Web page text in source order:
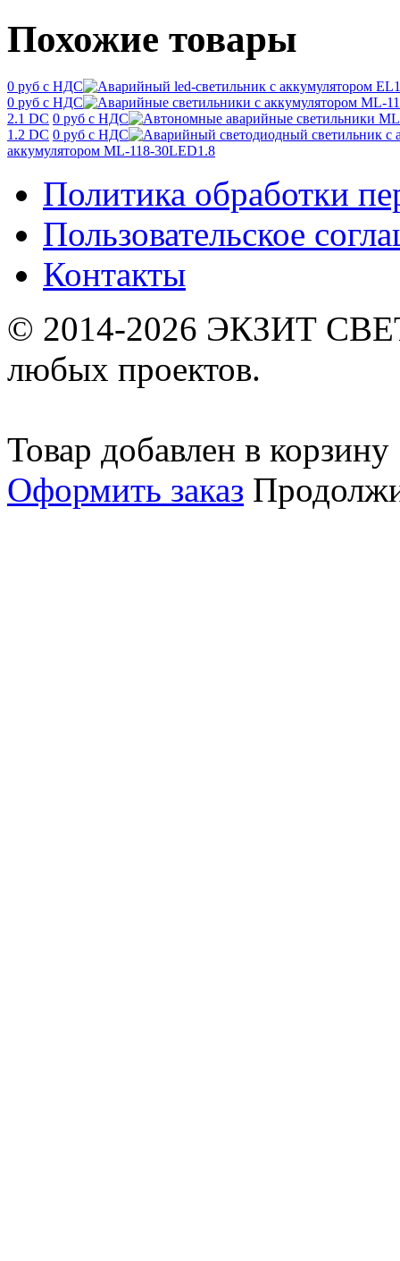
Похожие товары
0 руб с НДС
0 руб с НДС
2.1 DC 0 руб с НДС
1.2 DC 0 руб с НДС
аккумулятором ML-118-30LED1.8
Политика обработки
Пользовательское
Контакты
© 2014-2026 ЭКЗИТ
любых проектов.
Товар добавлен в корзину
Оформить заказ